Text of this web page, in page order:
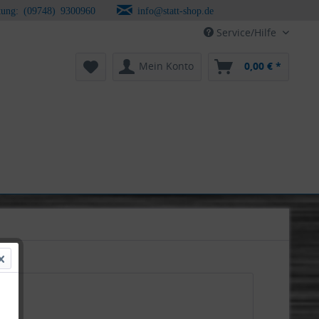
(09748) 9300960 info@statt-shop.de
Service/Hilfe
Mein Konto 0,00 € *